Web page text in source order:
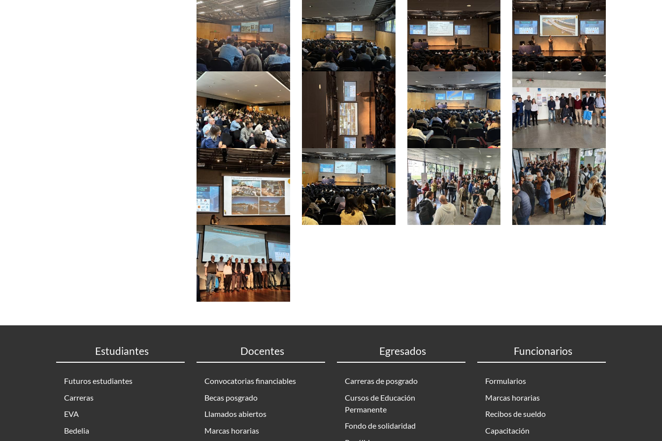
Estudiantes
Futuros estudiantes
Carreras
EVA
Bedelia
Docentes
Convocatorias financiables
Becas posgrado
Llamados abiertos
Marcas horarias
Egresados
Carreras de posgrado
Cursos de Educación
Permanente
Fondo de solidaridad
Funcionarios
Formularios
Marcas horarias
Recibos de sueldo
Capacitación